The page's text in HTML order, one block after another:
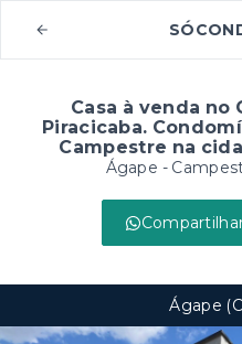
Casa à venda no
Piracicaba.
Campestre na
Ágape -
Ágape